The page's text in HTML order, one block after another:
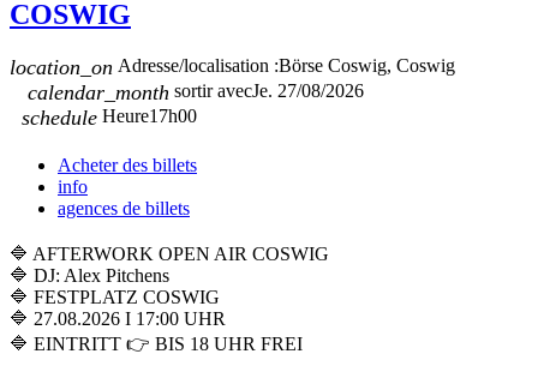
COSWIG
location_on Adresse/localisation :Börse Coswig, Coswig
calendar_month sortir avecJe. 27/08/2026
schedule Heure17h00
Acheter des billets
info
agences de billets
🔷 AFTERWORK OPEN AIR COSWIG
🔷 DJ: Alex Pitchens
🔷 FESTPLATZ COSWIG
🔷 27.08.2026 I 17:00 UHR
🔷 EINTRITT 👉 BIS 18 UHR FREI